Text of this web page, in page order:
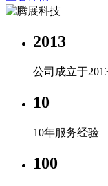
2013
公司成立于
10
10年服务经验
100